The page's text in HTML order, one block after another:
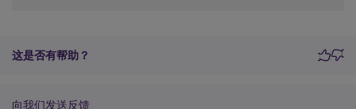
这是否有帮助？
向我们发送反馈